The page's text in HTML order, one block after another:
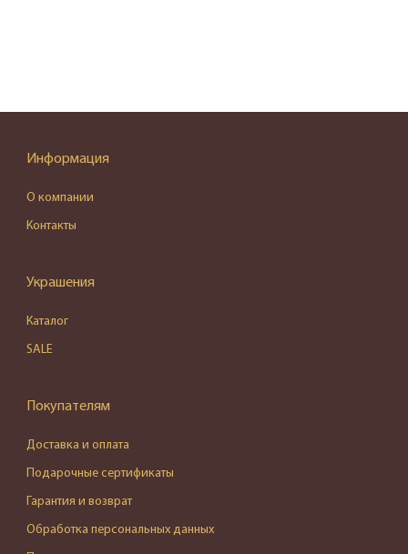
Информация
О компании
Контакты
Украшения
Каталог
SALE
Покупателям
Доставка и оплата
Подарочные сертификаты
Гарантия и возврат
Обработка персональных данных